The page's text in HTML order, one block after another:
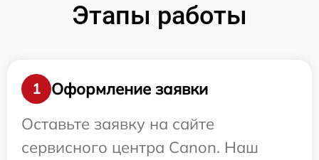
Этапы работы
1
Оформление заявки
Оставьте заявку на сайте
сервисного центра Canon. Наш